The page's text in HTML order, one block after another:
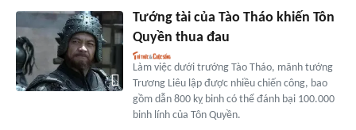
Tướng tài của Tào Tháo khiến Tôn
Quyền thua đau
Làm việc dưới trướng Tào Tháo, mãnh tướng
Trương Liêu lập được nhiều chiến công, bao
gồm dẫn 800 kỵ binh có thể đánh bại 100.000
binh lính của Tôn Quyền.